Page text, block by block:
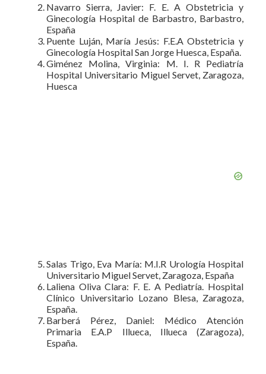
Navarro Sierra, Javier: F. E. A Obstetricia y
Ginecología Hospital de Barbastro, Barbastro,
España
Puente Luján, María Jesús: F.E.A Obstetricia y
Ginecología Hospital San Jorge Huesca, España.
Giménez Molina, Virginia: M. I. R Pediatría
Hospital Universitario Miguel Servet, Zaragoza,
Huesca
Salas Trigo, Eva María: M.I.R Urología Hospital
Universitario Miguel Servet, Zaragoza, España
Laliena Oliva Clara: F. E. A Pediatría. Hospital
Clínico Universitario Lozano Blesa, Zaragoza,
España.
Barberá Pérez, Daniel: Médico Atención
Primaria E.A.P Illueca, Illueca (Zaragoza),
España.